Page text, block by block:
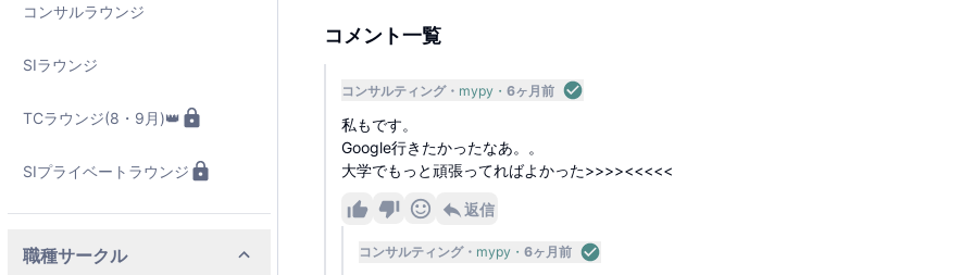
コンサルラウンジ
SIラウンジ
TCラウンジ(8・9月)👑
SIプライベートラウンジ
職種サークル
コメント一覧
コンサルティング mypy 6ヶ月前
私もです。
Google行きたかったなあ。。
大学でもっと頑張ってればよかった>>>><<<<<
返信
コンサルティング mypy 6ヶ月前